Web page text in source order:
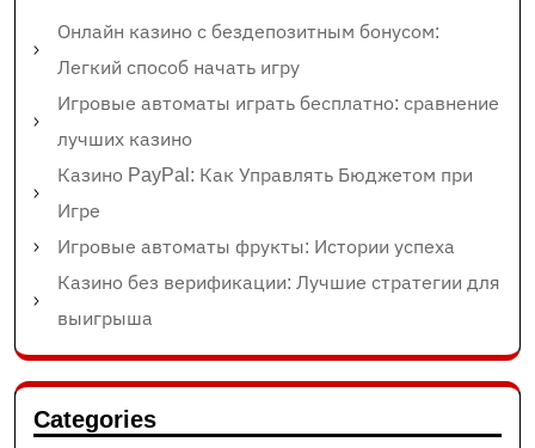
Онлайн казино с бездепозитным бонусом:
Легкий способ начать игру
Игровые автоматы играть бесплатно: сравнение
лучших казино
Казино PayPal: Как Управлять Бюджетом при
Игре
Игровые автоматы фрукты: Истории успеха
Казино без верификации: Лучшие стратегии для
выигрыша
Categories